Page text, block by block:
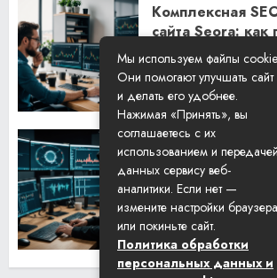
Комплексная
сайта Seora: как
видимость и
клиентов
06.02.2026
Резидентские
как их
для
и анонимности в
29.01.2026
Мы используем файлы
Они помогают улучшать сайт
и делать его удобнее.
Нажимая «Принять», вы
соглашаетесь с их
использованием и передачей
данных сервису веб-
аналитики. Если нет —
измените настройки браузера
или покиньте сайт.
Политика обработки
персональных данных и